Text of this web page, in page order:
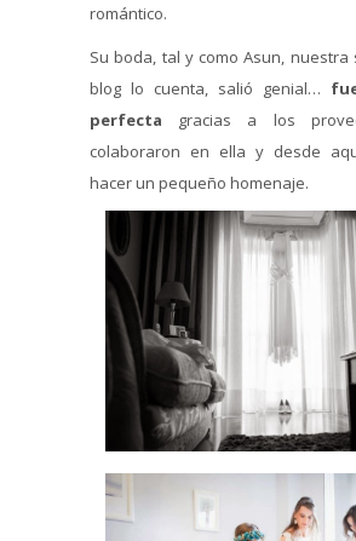
romántico.
Su boda, tal y como Asun, nuestra
blog lo cuenta, salió genial…
perfecta gracias a los
colaboraron en ella y desde
hacer un pequeño homenaje.